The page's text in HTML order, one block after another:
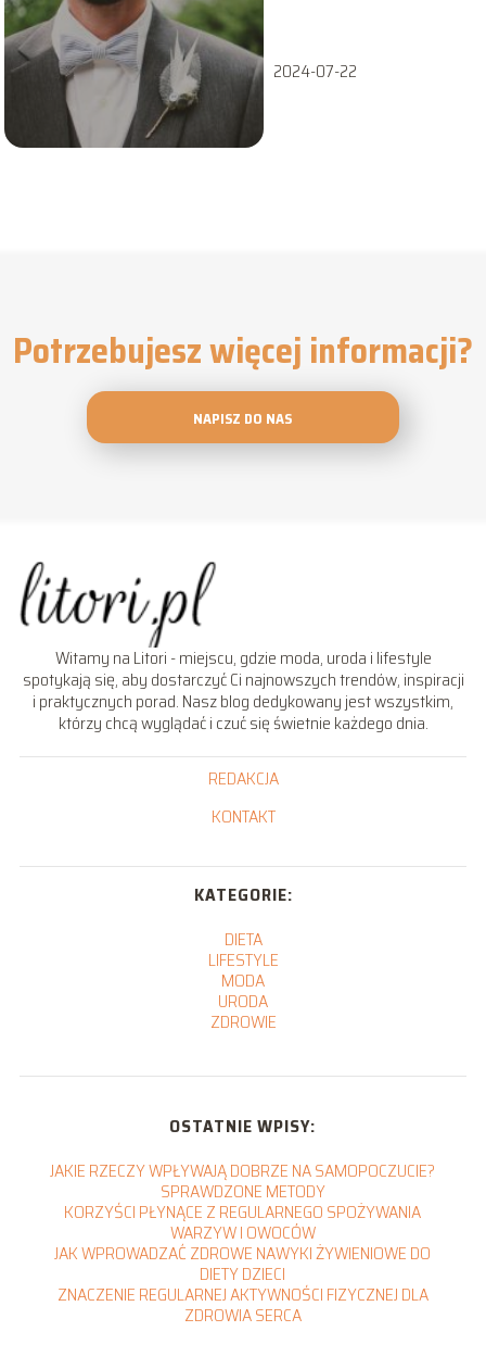
2024-07-22
Potrzebujesz więcej informacji?
NAPISZ DO NAS
Witamy na Litori - miejscu, gdzie moda, uroda i lifestyle
spotykają się, aby dostarczyć Ci najnowszych trendów, inspiracji
i praktycznych porad. Nasz blog dedykowany jest wszystkim,
którzy chcą wyglądać i czuć się świetnie każdego dnia.
REDAKCJA
KONTAKT
KATEGORIE:
DIETA
LIFESTYLE
MODA
URODA
ZDROWIE
OSTATNIE WPISY:
JAKIE RZECZY WPŁYWAJĄ DOBRZE NA SAMOPOCZUCIE?
SPRAWDZONE METODY
KORZYŚCI PŁYNĄCE Z REGULARNEGO SPOŻYWANIA
WARZYW I OWOCÓW
JAK WPROWADZAĆ ZDROWE NAWYKI ŻYWIENIOWE DO
DIETY DZIECI
ZNACZENIE REGULARNEJ AKTYWNOŚCI FIZYCZNEJ DLA
ZDROWIA SERCA